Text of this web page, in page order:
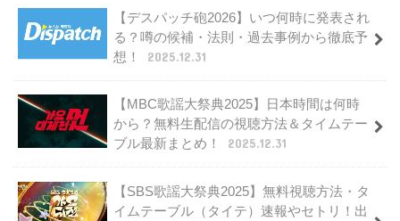
【デスパッチ砲2026】いつ何時に発表され
る？噂の候補・法則・過去事例から徹底予
想！
2025.12.31
【MBC歌謡大祭典2025】日本時間は何時
から？無料生配信の視聴方法＆タイムテー
ブル最新まとめ！
2025.12.31
【SBS歌謡大祭典2025】無料視聴方法・タ
イムテーブル（タイテ）速報やセトリ！出